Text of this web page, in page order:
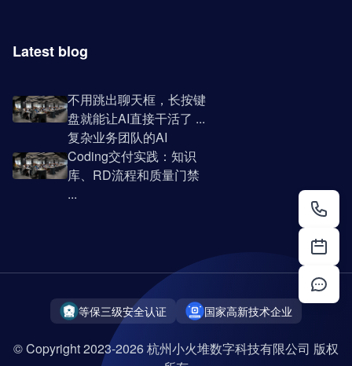
Latest blog
不用跳出聊天框，长按键
盘就能让AI直接干活了 ...
复杂业务团队的AI
Coding交付实践：知识
库、RD流程和质量门禁
...
等保三级安全认证 国家高新技术企业
© Copyright 2023-2026 杭州小火堆数字科技有限公司 版权